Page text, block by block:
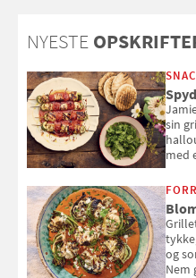
NYESTE
sin
med
og
Nem